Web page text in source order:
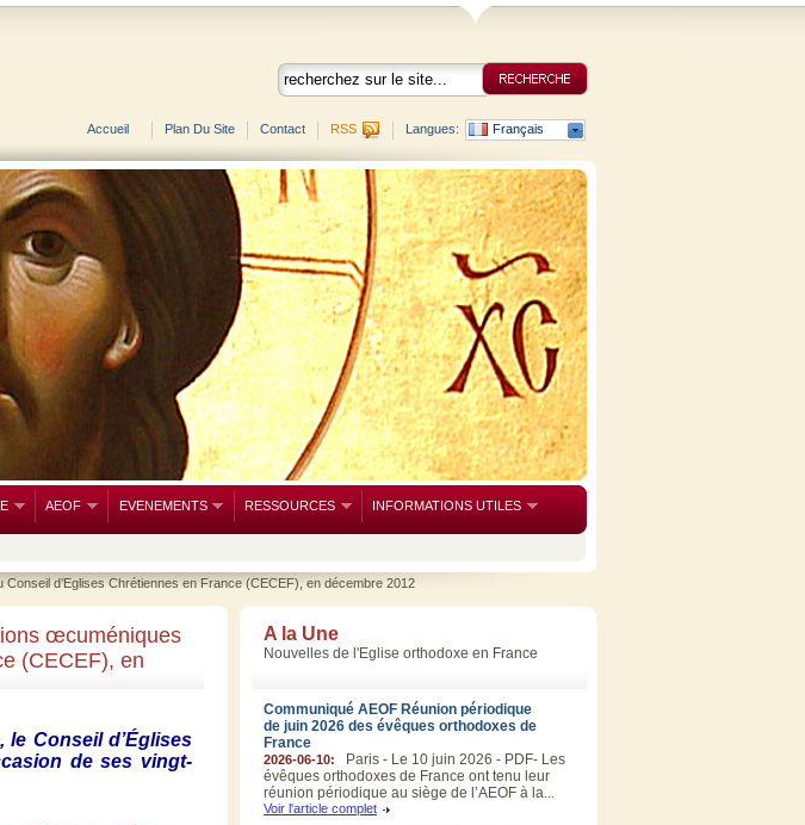
Langues: Français
RSS
Contact
Plan Du Site
Accueil
AEOF EVENEMENTS RESSOURCES INFORMATIONS UTILES
d’Eglises Chrétiennes en France (CECEF), en décembre 2012
œcuméniques
(CECEF), en
, le Conseil d’Églises
deses vingt-
A la Une
Nouvelles de l'Eglise orthodoxe en France
Communiqué AEOF Réunion périodique
de juin 2026 des évêques orthodoxes de
France
2026-06-10:
Paris - Le 10 juin 2026 - PDF- Les
évêques orthodoxes de France ont tenu leur
réunion périodique au siège de l’AEOF à la...
Voir l'article complet